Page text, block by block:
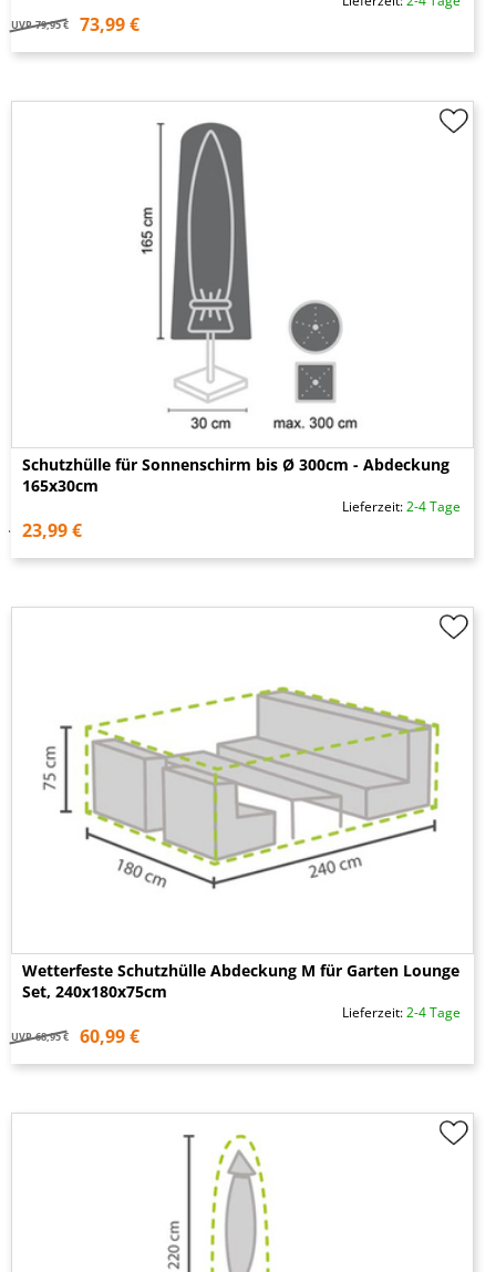
UVP 79,95 € 73,99 €
Schutzhülle für Sonnenschirm bis Ø 300cm - Abdeckung
165x30cm
Lieferzeit:2-4 Tage
23,99 €
Wetterfeste Schutzhülle Abdeckung M für Garten Lounge
Set, 240x180x75cm
Lieferzeit:2-4 Tage
UVP 68,95 € 60,99 €